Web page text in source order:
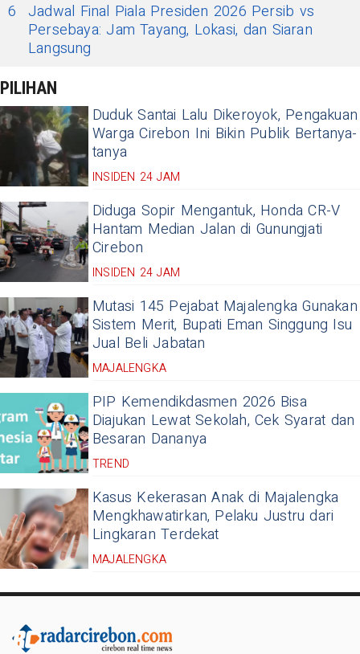
6 Jadwal Final Piala Presiden 2026 Persib vs
Persebaya: Jam Tayang, Lokasi, dan Siaran
Langsung
PILIHAN
Duduk Santai Lalu Dikeroyok, Pengakuan
Warga Cirebon Ini Bikin Publik Bertanya-
tanya
INSIDEN 24 JAM
Diduga Sopir Mengantuk, Honda CR-V
Hantam Median Jalan di Gunungjati
Cirebon
INSIDEN 24 JAM
Mutasi 145 Pejabat Majalengka Gunakan
Sistem Merit, Bupati Eman Singgung Isu
Jual Beli Jabatan
MAJALENGKA
PIP Kemendikdasmen 2026 Bisa
Diajukan Lewat Sekolah, Cek Syarat dan
Besaran Dananya
TREND
Kasus Kekerasan Anak di Majalengka
Mengkhawatirkan, Pelaku Justru dari
Lingkaran Terdekat
MAJALENGKA